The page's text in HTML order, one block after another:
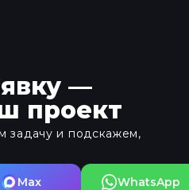
—
проект
задачу и подскажем,
Max WhatsApp